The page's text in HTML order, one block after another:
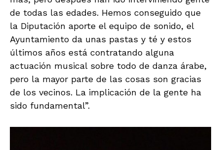
de todas las edades. Hemos conseguido que
la Diputación aporte el equipo de sonido, el
Ayuntamiento da unas pastas y té y estos
últimos años está contratando alguna
actuación musical sobre todo de danza árabe,
pero la mayor parte de las cosas son gracias
de los vecinos. La implicación de la gente ha
sido fundamental”.